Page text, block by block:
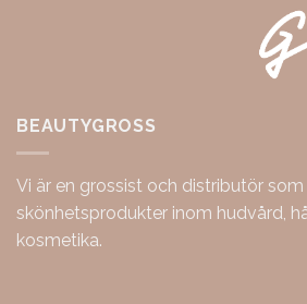
BEAUTYGROSS
Vi är en grossist och distributör
skönhetsprodukter inom hudvård,
kosmetika.